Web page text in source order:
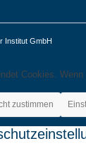
Institut GmbH
Cookies.
zustimmen